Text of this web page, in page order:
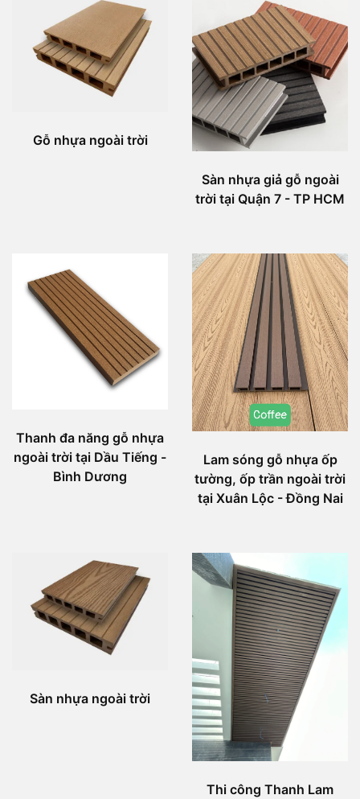
Gỗ nhựa ngoài trời
Sàn nhựa giả gỗ ngoài
trời tại Quận 7 - TP HCM
Thanh đa năng gỗ nhựa
ngoài trời tại Dầu Tiếng -
Bình Dương
Lam sóng gỗ nhựa ốp
tường, ốp trần ngoài trời
tại Xuân Lộc - Đồng Nai
Sàn nhựa ngoài trời
Thi công Thanh Lam